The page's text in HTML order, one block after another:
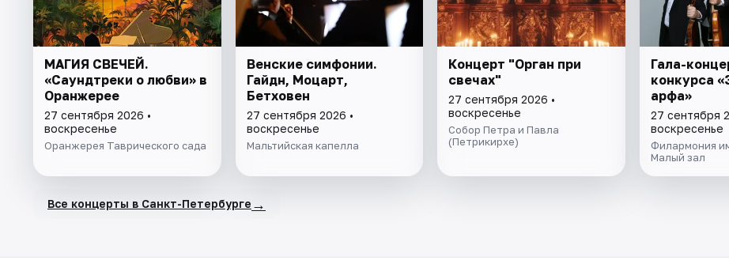
МАГИЯ СВЕЧЕЙ.
«Саундтреки о любви» в
Оранжерее
27 сентября 2026 •
воскресенье
Оранжерея Таврического сада
Венские симфонии.
Гайдн, Моцарт,
Бетховен
27 сентября 2026 •
воскресенье
Мальтийская капелла
Концерт "Орган при
свечах"
27 сентября 2026 •
воскресенье
Собор Петра и Павла
(Петрикирхе)
Гала-
конкурса
арфа»
27 сентября
воскресенье
Филармония
Малый зал
Все концерты в Санкт-Петербурге →